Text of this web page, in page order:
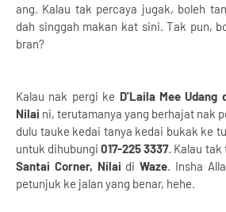
ang. Kalau tak percaya jugak, boleh
dah singgah makan kat sini. Tak pun,
bran?
Kalau nak pergi ke D'Laila Mee Udang
Nilai ni, terutamanya yang berhajat nak
dulu tauke kedai tanya kedai bukak ke
untuk dihubungi017-225 3337. Kalau tak
Santai Corner, Nilai diWaze. Insha
petunjuk ke jalan yang benar, hehe.